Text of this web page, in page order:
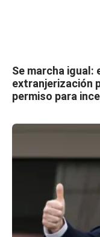
Se marcha
extranjerización
permiso para